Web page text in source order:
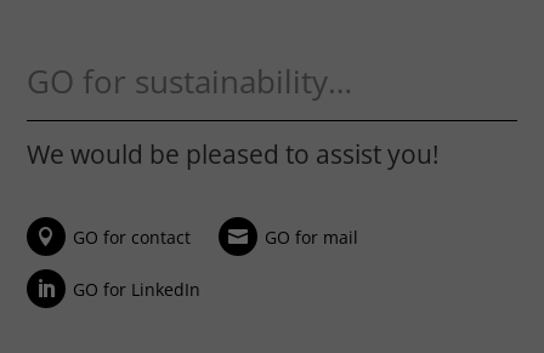
GO for sustainability…
We would be pleased to assist you!
GO for contact GO for mail
GO for LinkedIn